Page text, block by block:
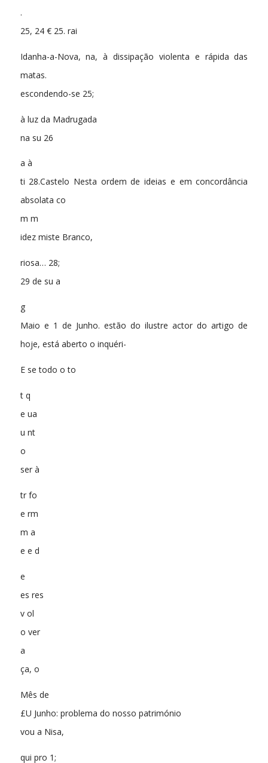
.
25, 24 € 25. rai
Idanha-a-Nova, na, à dissipação violenta e rápida das
matas.
escondendo-se 25;
à luz da Madrugada
na su 26
a à
ti 28.Castelo Nesta ordem de ideias e em concordância
absolata co
m m
idez miste Branco,
riosa… 28;
29 de su a
g
Maio e 1 de Junho. estão do ilustre actor do artigo de
hoje, está aberto o inquéri-
E se todo o to
t q
e ua
u nt
o
ser à
tr fo
e rm
m a
e e d
e
es res
v ol
o ver
a
ça, o
Mês de
£U Junho: problema do nosso património
vou a Nisa,
qui pro 1;